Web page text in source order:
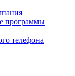
программы
телефона